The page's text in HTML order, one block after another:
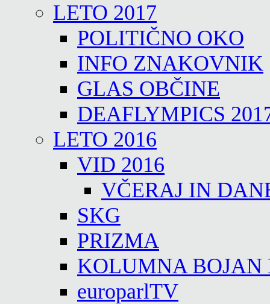
LETO 2017
POLITIČNO OKO
INFO ZNAKOVNIK
GLAS OBČINE
DEAFLYMPICS
LETO 2016
VID 2016
VČERAJ IN
SKG
PRIZMA
KOLUMNA BOJAN
europarlTV